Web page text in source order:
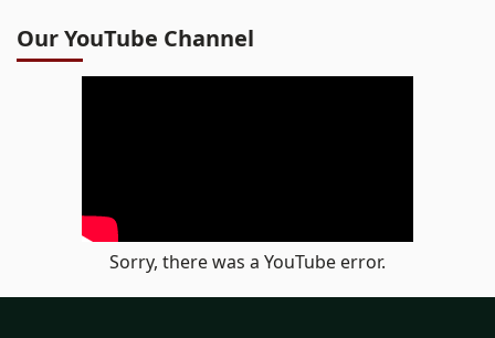
Our YouTube Channel
Sorry, there was a YouTube error.